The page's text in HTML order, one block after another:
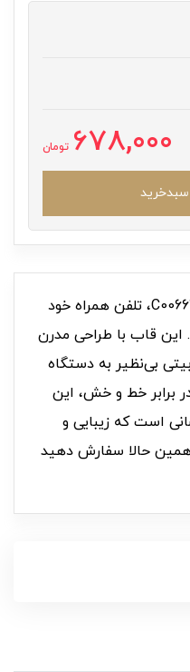
678,000 تومان
با قاب C006631 Cortex Leo Shade، تلفن همراه خود
این قاب با طراحی مدرن
بی‌نظیر به دستگاه
برابر خط و خش، این
است که زیبایی و
حالا سفارش دهید